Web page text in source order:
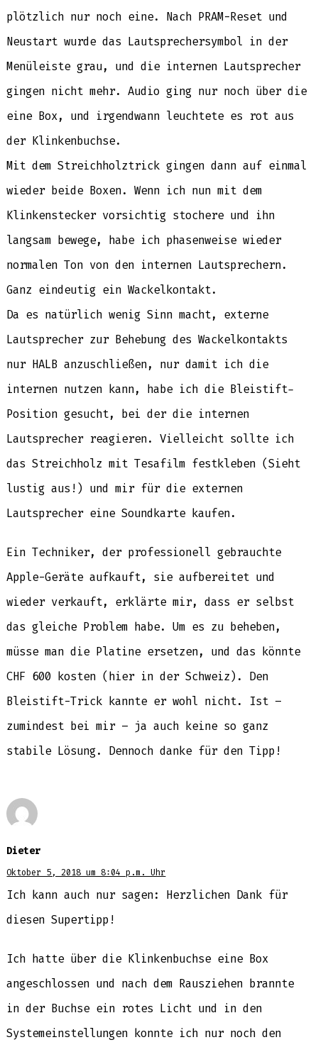
plötzlich nur noch eine. Nach PRAM-Reset und
Neustart wurde das Lautsprechersymbol in der
Menüleiste grau, und die internen Lautsprecher
gingen nicht mehr. Audio ging nur noch über die
eine Box, und irgendwann leuchtete es rot aus
der Klinkenbuchse.
Mit dem Streichholztrick gingen dann auf einmal
wieder beide Boxen. Wenn ich nun mit dem
Klinkenstecker vorsichtig stochere und ihn
langsam bewege, habe ich phasenweise wieder
normalen Ton von den internen Lautsprechern.
Ganz eindeutig ein Wackelkontakt.
Da es natürlich wenig Sinn macht, externe
Lautsprecher zur Behebung des Wackelkontakts
nur HALB anzuschließen, nur damit ich die
internen nutzen kann, habe ich die Bleistift-
Position gesucht, bei der die internen
Lautsprecher reagieren. Vielleicht sollte ich
das Streichholz mit Tesafilm festkleben (Sieht
lustig aus!) und mir für die externen
Lautsprecher eine Soundkarte kaufen.
Ein Techniker, der professionell gebrauchte
Apple-Geräte aufkauft, sie aufbereitet und
wieder verkauft, erklärte mir, dass er selbst
das gleiche Problem habe. Um es zu beheben,
müsse man die Platine ersetzen, und das könnte
CHF 600 kosten (hier in der Schweiz). Den
Bleistift-Trick kannte er wohl nicht. Ist –
zumindest bei mir – ja auch keine so ganz
stabile Lösung. Dennoch danke für den Tipp!
Dieter
Oktober 5, 2018 um 8:04 p.m. Uhr
Ich kann auch nur sagen: Herzlichen Dank für
diesen Supertipp!
Ich hatte über die Klinkenbuchse eine Box
angeschlossen und nach dem Rausziehen brannte
in der Buchse ein rotes Licht und in den
Systemeinstellungen konnte ich nur noch den